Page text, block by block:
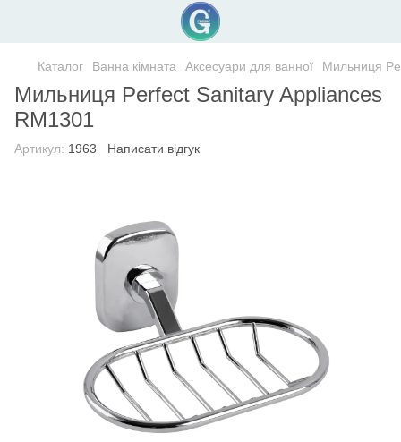
Каталог Ванна кімната Аксесуари для ванної Мильниця
Мильниця Perfect Sanitary Appliances
RM1301
Артикул: 1963 Написати відгук